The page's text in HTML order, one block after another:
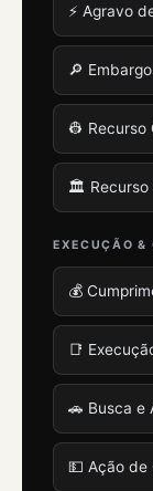
⚡ Agravo
🔎
👷 Recurso
🏛️ Recurso
EXECUÇÃO &
💰
📑
🚗 Busca e
💵 Ação de